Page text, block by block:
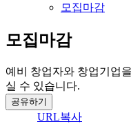
모집마감
모집마감
예비 창업자와 창업기업
실 수 있습니다.
공유하기
URL복사